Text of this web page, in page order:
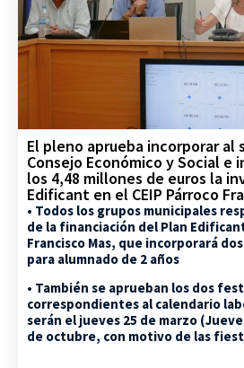
El pleno aprueba incorporar al
Consejo Económico y Social e
los 4,48 millones de euros la
Edificant en el CEIP Párroco
• Todos los grupos municipales
de la financiación del Plan
Francisco Mas, que incorporará
para alumnado de 2 años
• También se aprueban los dos
correspondientes al calendario
serán el jueves 25 de marzo
de octubre, con motivo de las